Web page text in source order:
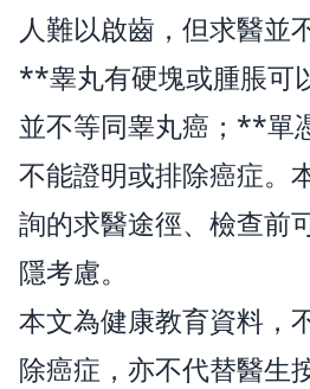
人難以啟齒，但求醫並
**睾丸有硬塊或腫脹可
並不等同睾丸癌；**單
不能證明或排除癌症。
詢的求醫途徑、檢查前
隱考慮。
本文為健康教育資料，
除癌症，亦不代替醫生